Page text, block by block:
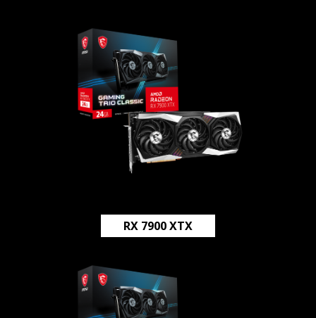
RX 7900 XTX